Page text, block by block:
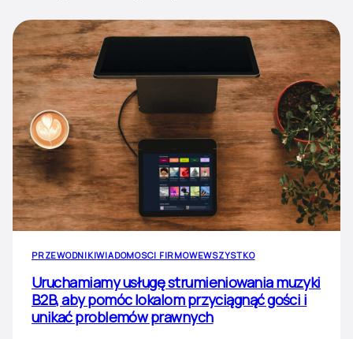
PRZEWODNIKIWIADOMOSCI FIRMOWEWSZYSTKO
Uruchamiamy usługę strumieniowania muzyki
B2B, aby pomóc lokalom przyciągnąć gości i
unikać problemów prawnych